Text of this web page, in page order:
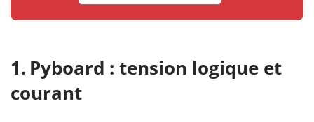
Pyboard : tension logique et
courant